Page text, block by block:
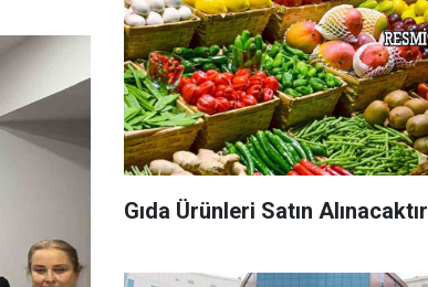
Gıda Ürünleri Satın Alınacaktır